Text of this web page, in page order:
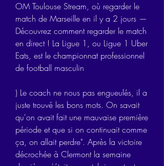
OM Toulouse Stream, où regarder le
match de Marseille en il y a 2 jours —
Découvrez comment regarder le match
en direct ! La Ligue 1, ou Ligue 1 Uber
Eats, est le championnat professionnel
de football masculin
) Le coach ne nous pas engueulés, il a
juste trouvé les bons mots. On savait
qu'on avait fait une mauvaise première
période et que si on continuait comme
ça, on allait perdre". Après la victoire
décrochée à Clermont la semaine